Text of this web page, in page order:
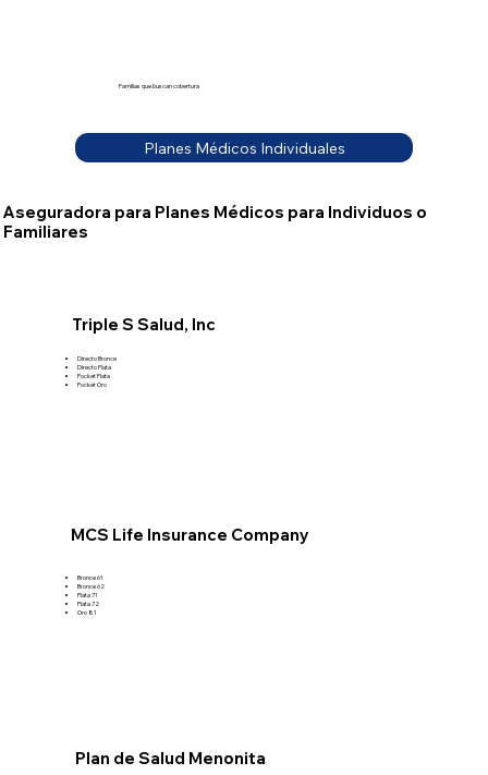
Familias que buscan cobertura
Planes Médicos Individuales
Aseguradora para Planes Médicos para Individuos o
Familiares
Triple S Salud, Inc
Directo Bronce
Directo Plata
Pocket Plata
Pocket Oro
MCS Life Insurance Company
Bronce 61
Bronce 62
Plata 71
Plata 72
Oro 81
Plan de Salud Menonita